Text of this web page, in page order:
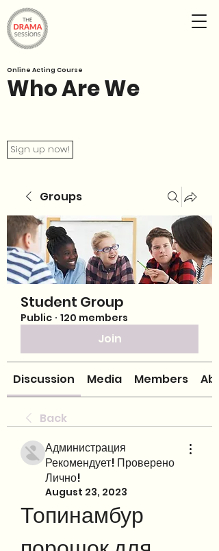
Who Are We
Online Acting Course
Sign up now!
Groups
Student Group
Public · 120 members
Join
Discussion Media Members
Back
Администрация
Рекомендует! Проверено
Лично!
August 23, 2023
Топинамбур